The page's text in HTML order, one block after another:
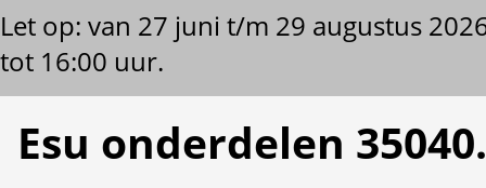
Let op: van 27 juni t/m 29 augustus
tot 16:00 uur.
Esu onderdelen